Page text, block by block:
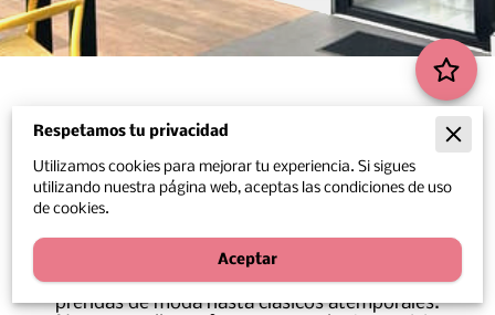
Tienda de moda en
Atiquizaya
Bienvenido a Ariana’s Fashion Boutique, tu
Atiquizaya, El Salvador. Ubicados en Central
Plaza, ofrecemos una amplia gama de ropa
para hombres, mujeres y niños, desde
prendas de moda hasta clásicos atemporales.
Respetamos tu privacidad
Utilizamos cookies para mejorar tu experiencia. Si sigues
utilizando nuestra página web, aceptas las condiciones de uso
de cookies.
Aceptar